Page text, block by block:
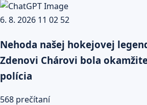
Nehoda našej hokejovej
Zdenovi Chárovi bola
polícia
568 prečítaní